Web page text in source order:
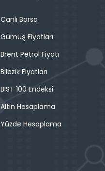
Canlı Borsa
Gümüş Fiyatları
Brent Petrol Fiyatı
Bilezik Fiyatları
BIST 100 Endeksi
Altın Hesaplama
Yüzde Hesaplama